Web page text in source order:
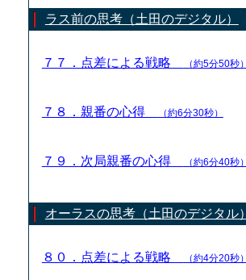
ラス前の思考（土田のデジタル）
７７．点差による戦略 （約5分50秒）
７８．親番の心得 （約6分30秒）
７９．次局親番の心得 （約6分40秒）
オーラスの思考（土田のデジタル）
８０．点差による戦略 （約4分20秒）